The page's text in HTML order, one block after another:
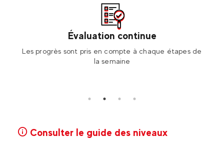
Évaluation continue
Les progrès sont pris en compte à chaque étapes de
la semaine
Consulter le guide des niveaux